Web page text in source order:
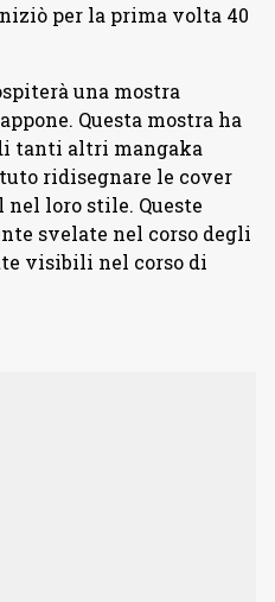
per la prima volta 40
una mostra
Questa mostra ha
tanti altri mangaka
ridisegnare le cover
loro stile. Queste
svelate nel corso degli
visibili nel corso di